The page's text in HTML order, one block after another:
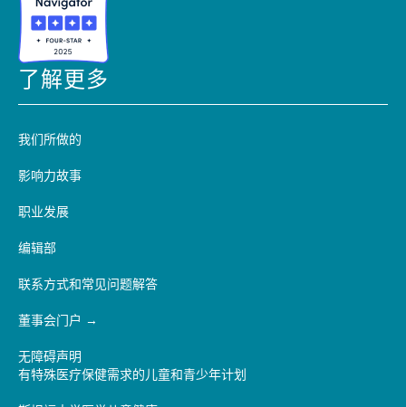
了解更多
我们所做的
影响力故事
职业发展
编辑部
联系方式和常见问题解答
董事会门户
无障碍声明
有特殊医疗保健需求的儿童和青少年计划